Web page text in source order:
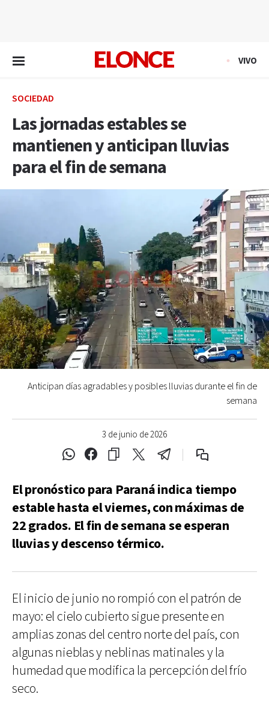
VIVO
SOCIEDAD
Las jornadas estables se
mantienen y anticipan lluvias
para el fin de semana
3 de junio de 2026
Anticipan días agradables y posibles lluvias durante el fin de
semana
El pronóstico para Paraná indica tiempo
estable hasta el viernes, con máximas de
22 grados. El fin de semana se esperan
lluvias y descenso térmico.
El inicio de junio no rompió con el patrón de
mayo: el cielo cubierto sigue presente en
amplias zonas del centro norte del país, con
algunas nieblas y neblinas matinales y la
humedad que modifica la percepción del frío
seco.